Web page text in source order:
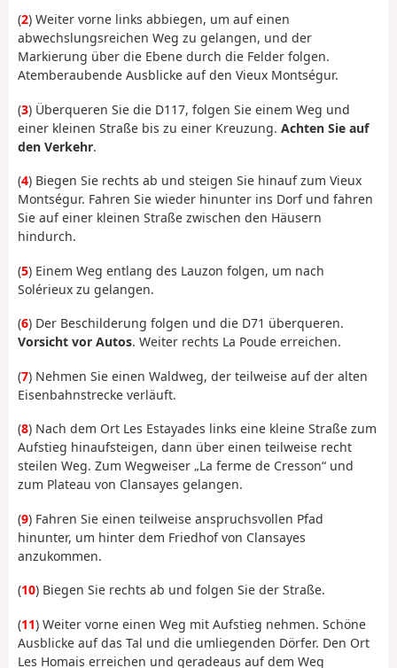
(2) Weiter vorne links abbiegen, um auf einen
abwechslungsreichen Weg zu gelangen, und der
Markierung über die Ebene durch die Felder folgen.
Atemberaubende Ausblicke auf den Vieux Montségur.
(3) Überqueren Sie die D117, folgen Sie einem Weg und
einer kleinen Straße bis zu einer Kreuzung. Achten Sie auf
den Verkehr.
(4) Biegen Sie rechts ab und steigen Sie hinauf zum Vieux
Montségur. Fahren Sie wieder hinunter ins Dorf und fahren
Sie auf einer kleinen Straße zwischen den Häusern
hindurch.
(5) Einem Weg entlang des Lauzon folgen, um nach
Solérieux zu gelangen.
(6) Der Beschilderung folgen und die D71 überqueren.
Vorsicht vor Autos. Weiter rechts La Poude erreichen.
(7) Nehmen Sie einen Waldweg, der teilweise auf der alten
Eisenbahnstrecke verläuft.
(8) Nach dem Ort Les Estayades links eine kleine Straße zum
Aufstieg hinaufsteigen, dann über einen teilweise recht
steilen Weg. Zum Wegweiser „La ferme de Cresson“ und
zum Plateau von Clansayes gelangen.
(9) Fahren Sie einen teilweise anspruchsvollen Pfad
hinunter, um hinter dem Friedhof von Clansayes
anzukommen.
(10) Biegen Sie rechts ab und folgen Sie der Straße.
(11) Weiter vorne einen Weg mit Aufstieg nehmen. Schöne
Ausblicke auf das Tal und die umliegenden Dörfer. Den Ort
Les Homais erreichen und geradeaus auf dem Weg